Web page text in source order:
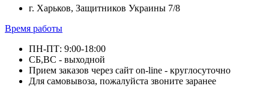
г. Харьков, Защитников Украины 7/8
Время работы
ПН-ПТ: 9:00-18:00
СБ,ВС - выходной
Прием заказов через сайт on-line - круглосуточно
Для самовывоза, пожалуйста звоните заранее